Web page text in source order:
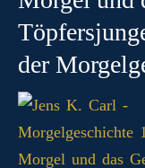
der